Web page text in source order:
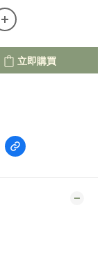
立即購買